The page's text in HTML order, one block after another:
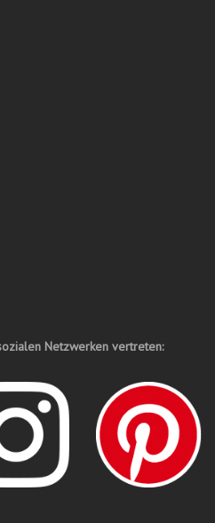
Netzwerken vertreten: